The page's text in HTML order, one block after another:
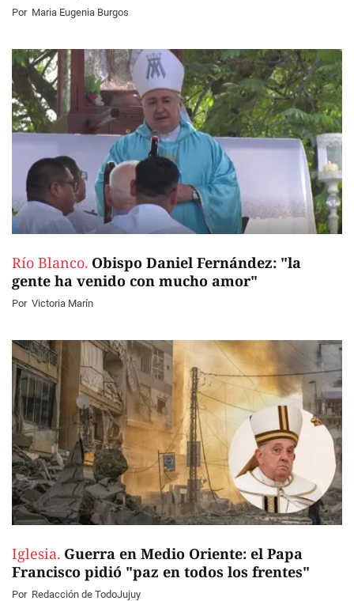
Por Maria Eugenia Burgos
Río Blanco. Obispo Daniel Fernández: "la
gente ha venido con mucho amor"
Por Victoria Marín
Iglesia. Guerra en Medio Oriente: el Papa
Francisco pidió "paz en todos los frentes"
Por Redacción de TodoJujuy